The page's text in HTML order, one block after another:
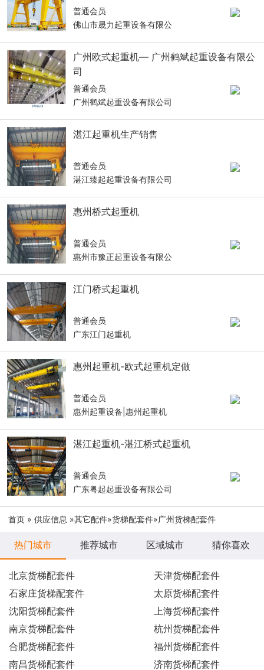
普通会员
佛山市晟力起重设备有限公
广州欧式起重机— 广州鹤斌起重设备有限公
司
普通会员
广州鹤斌起重设备有限公司
湛江起重机生产销售
普通会员
湛江臻起起重设备有限公司
惠州桥式起重机
普通会员
惠州市豫正起重设备有限公
江门桥式起重机
普通会员
广东江门起重机
惠州起重机-欧式起重机定做
普通会员
惠州起重设备|惠州起重机
湛江起重机-湛江桥式起重机
普通会员
广东粤起起重设备有限公司
首页 » 供应信息 »其它配件»货梯配套件»广州货梯配套件
热门城市 推荐城市 区域城市 猜你喜欢
北京货梯配套件
天津货梯配套件
石家庄货梯配套件
太原货梯配套件
沈阳货梯配套件
上海货梯配套件
南京货梯配套件
杭州货梯配套件
合肥货梯配套件
福州货梯配套件
南昌货梯配套件
济南货梯配套件